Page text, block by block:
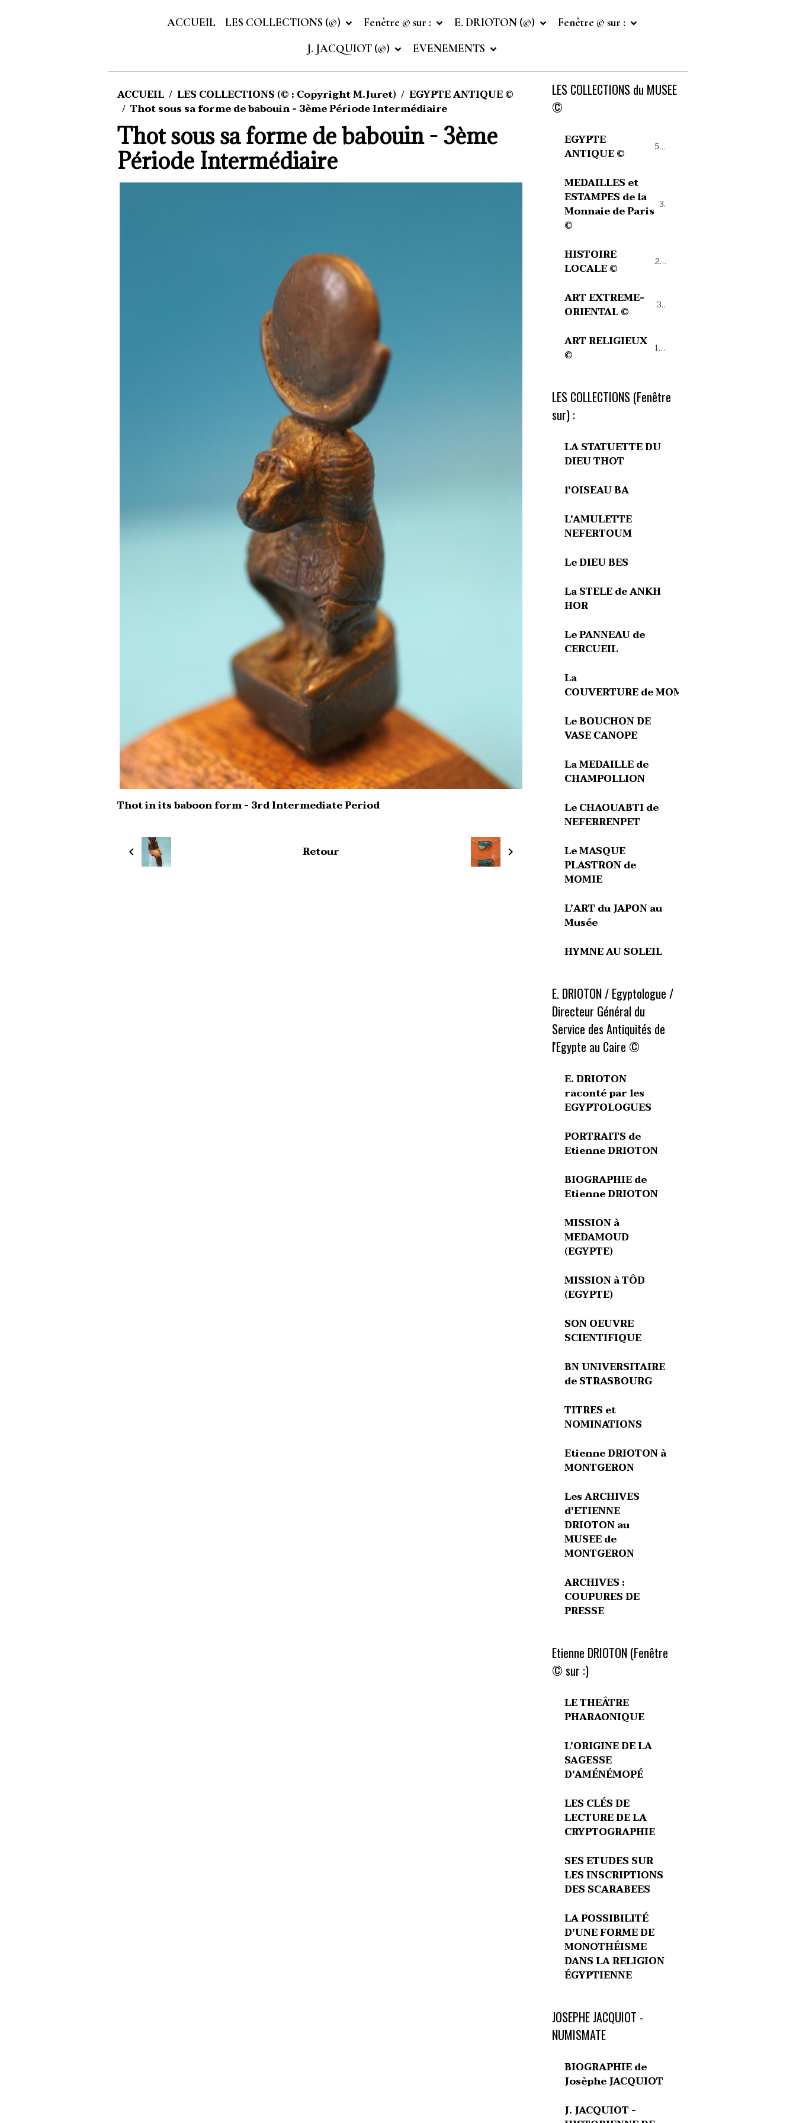
ACCUEIL LES COLLECTIONS (©) Fenêtre © sur : E. DRIOTON (©)
Fenêtre © sur :
J. JACQUIOT (©)
EVENEMENTS
ACCUEIL LES COLLECTIONS (© : Copyright M.Juret)
EGYPTE ANTIQUE ©
Thot sous sa forme de babouin - 3ème Période Intermédiaire
Thot sous sa forme de babouin - 3ème
Période Intermédiaire
Thot in its baboon form - 3rd Intermediate Period
Retour
LES COLLECTIONS du MUSEE
©
EGYPTE
ANTIQUE ©
54
MEDAILLES et
ESTAMPES de la
Monnaie de Paris
©
39
HISTOIRE
LOCALE ©
27
ART EXTREME-
ORIENTAL ©
32
ART RELIGIEUX
©
15
LES COLLECTIONS (Fenêtre
sur) :
LA STATUETTE DU
DIEU THOT
l'OISEAU BA
L'AMULETTE
NEFERTOUM
Le DIEU BES
La STELE de ANKH
HOR
Le PANNEAU de
CERCUEIL
La
COUVERTURE de MOMIE
Le BOUCHON DE
VASE CANOPE
La MEDAILLE de
CHAMPOLLION
Le CHAOUABTI de
NEFERRENPET
Le MASQUE
PLASTRON de
MOMIE
L’ART du JAPON au
Musée
HYMNE AU SOLEIL
E. DRIOTON / Egyptologue /
Directeur Général du
Service des Antiquités de
l'Egypte au Caire ©
E. DRIOTON
raconté par les
EGYPTOLOGUES
PORTRAITS de
Etienne DRIOTON
BIOGRAPHIE de
Etienne DRIOTON
MISSION à
MEDAMOUD
(EGYPTE)
MISSION à TÔD
(EGYPTE)
SON OEUVRE
SCIENTIFIQUE
BN UNIVERSITAIRE
de STRASBOURG
TITRES et
NOMINATIONS
Etienne DRIOTON à
MONTGERON
Les ARCHIVES
d'ETIENNE
DRIOTON au
MUSEE de
MONTGERON
ARCHIVES :
COUPURES DE
PRESSE
Etienne DRIOTON (Fenêtre
© sur :)
LE THEÂTRE
PHARAONIQUE
L'ORIGINE DE LA
SAGESSE
D'AMÉNÉMOPÉ
LES CLÉS DE
LECTURE DE LA
CRYPTOGRAPHIE
SES ETUDES SUR
LES INSCRIPTIONS
DES SCARABEES
LA POSSIBILITÉ
D'UNE FORME DE
MONOTHÉISME
DANS LA RELIGION
ÉGYPTIENNE
JOSEPHE JACQUIOT -
NUMISMATE
BIOGRAPHIE de
Josèphe JACQUIOT
J. JACQUIOT -